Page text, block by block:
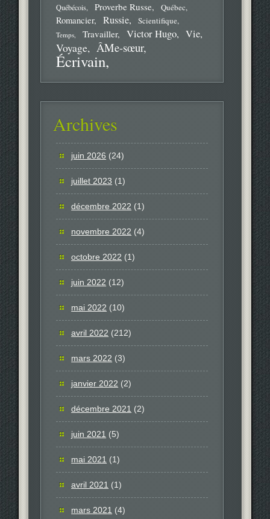
Québécois
Proverbe Russe Québec
Romancier Russie Scientifique
Temps Travailler Victor Hugo Vie
Voyage ÂMe-sœur
Écrivain
Archives
juin 2026 (24)
juillet 2023 (1)
décembre 2022 (1)
novembre 2022 (4)
octobre 2022 (1)
juin 2022 (12)
mai 2022 (10)
avril 2022 (212)
mars 2022 (3)
janvier 2022 (2)
décembre 2021 (2)
juin 2021 (5)
mai 2021 (1)
avril 2021 (1)
mars 2021 (4)